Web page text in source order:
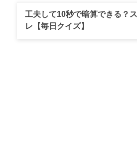
工夫して10秒で暗算できる？
レ【毎日クイズ】